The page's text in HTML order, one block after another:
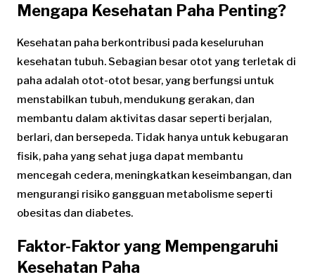
Mengapa Kesehatan Paha Penting?
Kesehatan paha berkontribusi pada keseluruhan
kesehatan tubuh. Sebagian besar otot yang terletak di
paha adalah otot-otot besar, yang berfungsi untuk
menstabilkan tubuh, mendukung gerakan, dan
membantu dalam aktivitas dasar seperti berjalan,
berlari, dan bersepeda. Tidak hanya untuk kebugaran
fisik, paha yang sehat juga dapat membantu
mencegah cedera, meningkatkan keseimbangan, dan
mengurangi risiko gangguan metabolisme seperti
obesitas dan diabetes.
Faktor-Faktor yang Mempengaruhi
Kesehatan Paha